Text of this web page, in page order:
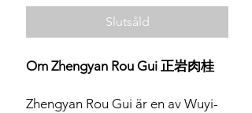
Slutsåld
Om Zhengyan Rou Gui 正岩肉桂
Zhengyan Rou Gui är en av Wuyi-